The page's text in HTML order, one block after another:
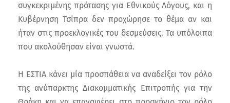
συγκεκριμένης πρότασης για Εθνικούς Λόγους, και η
Κυβέρνηση Τσίπρα δεν προχώρησε το θέμα αν και
ήταν στις προεκλογικές του δεσμεύσεις. Τα υπόλοιπα
που ακολούθησαν είναι γνωστά.
Η ΕΣΤΙΑ κάνει μία προσπάθεια να αναδείξει τον ρόλο
της ανύπαρκτης Διακομματικής Επιτροπής για την